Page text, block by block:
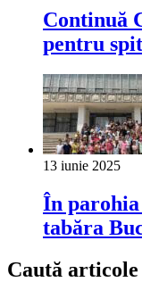
Continuă
pentru
13 iunie 2025
În
tabăra
Caută articole